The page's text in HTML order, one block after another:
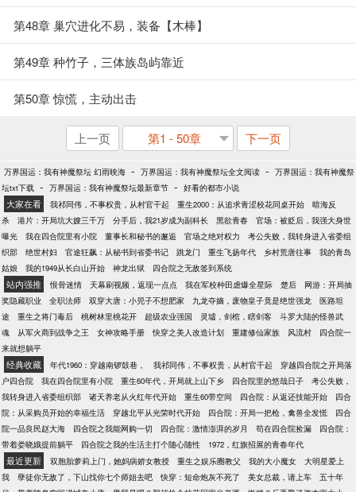
第48章 巢穴进化不易，装备【木棒】
第49章 种竹子，三体族岛屿靠近
第50章 惊慌，主动出击
上一页 第1 - 50章 下一页
万界国运：我有神魔祭坛 幻雨映海 - 万界国运：我有神魔祭坛全文阅读 - 万界国运：我有神魔祭
坛txt下载 - 万界国运：我有神魔祭坛最新章节 - 好看的都市小说
大家在看 我祁同伟，不事权贵，从村官干起 重生2000：从追求青涩校花同桌开始
暗海反
杀
港片：开局坑大嫂三千万 分手后，我21岁成为副科长 黑欲青春
官场：被贬后，我强大身世
曝光
我在四合院里有小院 董事长和秘书的邂逅 官场之绝对权力
考公失败，我转身进入省委组
织部
绝世村妇 官途狂飙：从秘书到省委书记 跳龙门 重生飞扬年代 乡村荒唐往事
我的青岛
姑娘
我的1949从长白山开始 神龙出狱 四合院之无敌签到系统
站内强推 恨骨迷情 天幕刷视频，返现一点点 我在军校种田虐爆全星际 楚后
网游：开局抽
奖隐藏职业
全职法师 双穿大唐：小兕子不想肥家 九龙夺嫡，废物皇子竟是绝世强龙
医路坦
途
重生之将门毒后 桃树林里桃花开 超级农业强国 灵墟，剑棺，瞎剑客
斗罗大陆的怪兽武
魂
从军火商到战争之王 女神攻略手册 快穿之美人改造计划 重建修仙家族 风流村
四合院一
来就想躺平
经典收藏 年代1960：穿越南锣鼓巷， 我祁同伟，不事权贵，从村官干起
穿越四合院之开局落
户四合院
我在四合院里有小院 重生60年代，开局就上山下乡 四合院里的悠哉日子
考公失败，
我转身进入省委组织部
诸天养老从火红年代开始 重生60带空间 四合院：从返还技能开始
四合
院：从采购员开始的幸福生活
穿越北平从光荣时代开始 四合院：开局一把枪，禽兽全发慌
四合
院一品良民赵大海
四合院之我能网购一切 四合院：激情澎湃的岁月 苟在四合院捡漏
四合院：
带着娄晓娥提前躺平
四合院之我的生活主打个随心随性 1972，红旗招展的青春年代
最近更新 双胞胎萝莉上门，她妈病娇女教授 重生之娱乐圈教父 我的大小魔女
大明星爱上
我
孽徒你无敌了，下山找你七个师姐去吧 快穿：短命炮灰不死了 美女总裁，请上车
五十年